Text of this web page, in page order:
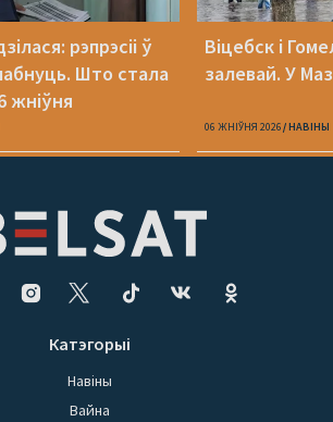
рэпрэсіі ў
Што стала
жніўня
Віцебск і
залевай. У
06 ЖНІЎНЯ 2026 НАВІНЫ
Катэгорыі
Навіны
Вайна